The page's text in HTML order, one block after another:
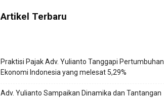
Artikel Terbaru
Praktisi Pajak Adv. Yulianto Tanggapi Pertumbuhan
Ekonomi Indonesia yang melesat 5,29%
Adv. Yulianto Sampaikan Dinamika dan Tantangan